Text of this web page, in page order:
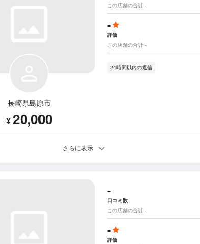
長崎県島原市
¥20,000
この店舗の合計 -
-
評価
この店舗の合計 -
24時間以内の返信
さらに表示
-
口コミ数
この店舗の合計 -
-
評価